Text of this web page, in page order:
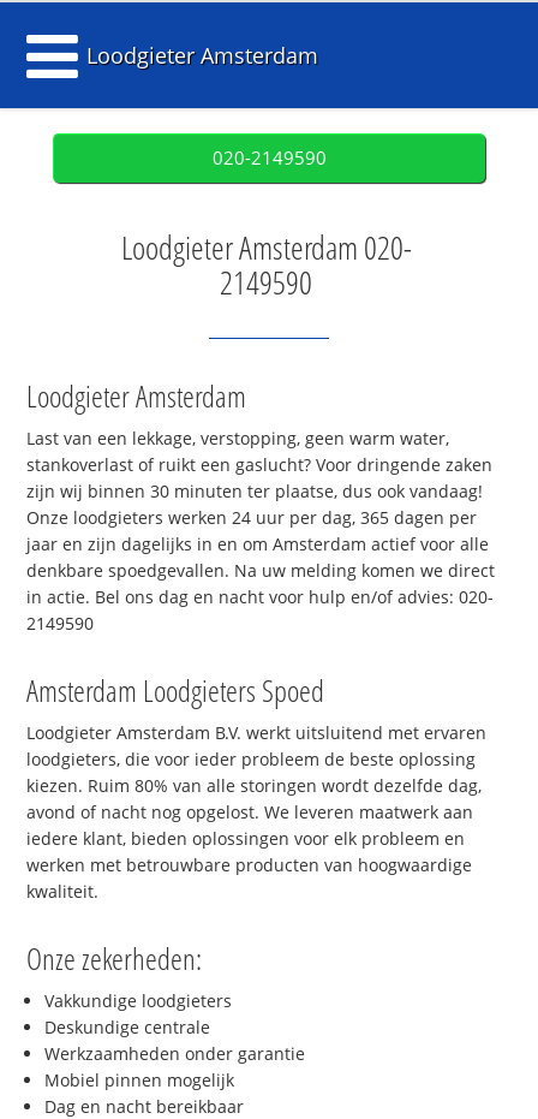
Loodgieter Amsterdam
020-2149590
Loodgieter Amsterdam 020-
2149590
Loodgieter Amsterdam
Last van een lekkage, verstopping, geen warm water,
stankoverlast of ruikt een gaslucht? Voor dringende zaken
zijn wij binnen 30 minuten ter plaatse, dus ook vandaag!
Onze loodgieters werken 24 uur per dag, 365 dagen per
jaar en zijn dagelijks in en om Amsterdam actief voor alle
denkbare spoedgevallen. Na uw melding komen we direct
in actie. Bel ons dag en nacht voor hulp en/of advies: 020-
2149590
Amsterdam Loodgieters Spoed
Loodgieter Amsterdam B.V. werkt uitsluitend met ervaren
loodgieters, die voor ieder probleem de beste oplossing
kiezen. Ruim 80% van alle storingen wordt dezelfde dag,
avond of nacht nog opgelost. We leveren maatwerk aan
iedere klant, bieden oplossingen voor elk probleem en
werken met betrouwbare producten van hoogwaardige
kwaliteit.
Onze zekerheden:
Vakkundige loodgieters
Deskundige centrale
Werkzaamheden onder garantie
Mobiel pinnen mogelijk
Dag en nacht bereikbaar